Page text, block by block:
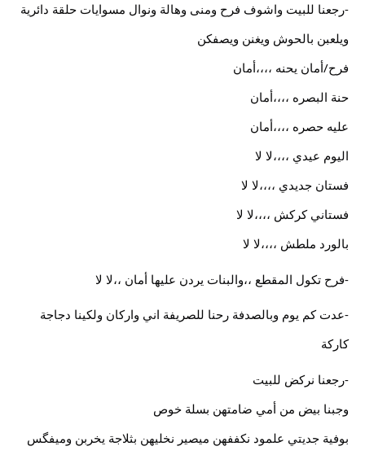
-رجعنا للبيت واشوف فرح ومنى وهالة ونوال مسوايات حلقة دائرية
ويلعبن بالحوش ويغنن ويصفكن
فرح/أمان يحنه ،،،،أمان
حنة البصره ،،،،أمان
عليه حصره ،،،،أمان
اليوم عيدي ،،،،لا لا
فستان جديدي ،،،،لا لا
فستاني كركش ،،،،لا لا
بالورد ملطش ،،،،لا لا
-فرح تكول المقطع ،،والبنات يردن عليها أمان ،،لا لا
-عدت كم يوم وبالصدفة رحنا للصريفة اني واركان ولكينا دجاجة
كاركة
-رجعنا نركض للبيت
وجبنا بيض من أمي ضامتهن بسلة خوص
بوفية جديتي علمود نكففهن ميصير نخليهن بثلاجة يخربن وميفگس